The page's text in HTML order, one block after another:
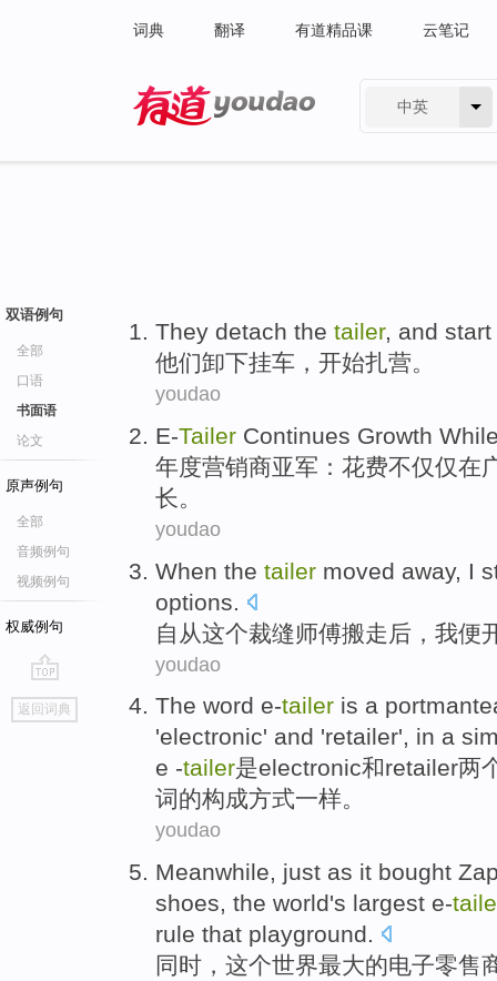
词典 翻译 有道精品课 云笔记
中英
双语例句
全部
口语
书面语
论文
原声例句
全部
音频例句
视频例句
权威例句
go
top
返回词典
They detach the tailer, and start
他们卸下挂车 ， 开始扎营。
youdao
E-Tailer Continues Growth
年度营销商亚军： 花费不仅仅在
长。
youdao
When the tailer moved away, I
options
自从这个裁缝师傅搬走后， 我便
youdao
The word e-tailer is a
'electronic' and 'retailer', in a
e -tailer是electronic和retailer两
词的构成方式一样。
youdao
Meanwhile, just as it bought
shoes, the world's largest e-
rule that playground.
同时 ，这个世界最大的电子零售